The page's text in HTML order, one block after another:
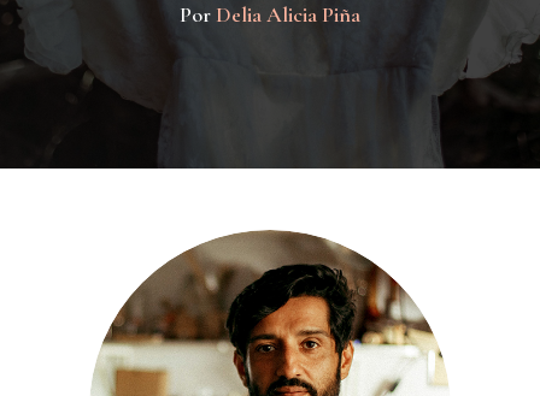
Por Delia Alicia Piña